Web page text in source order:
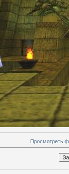
Просмотреть